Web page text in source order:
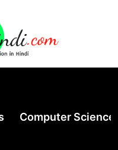
Computer Science